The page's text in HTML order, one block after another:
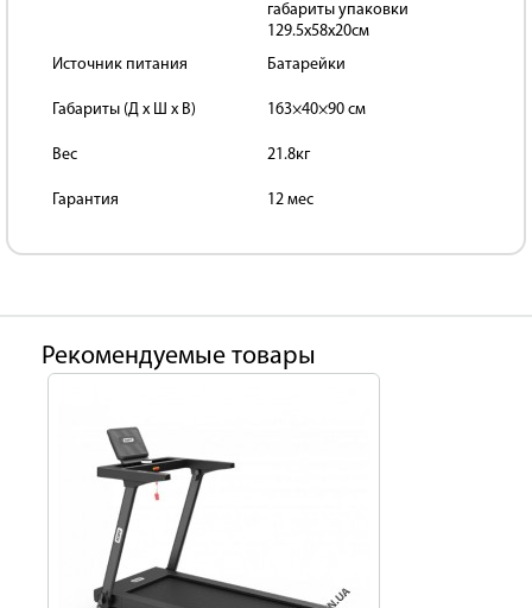
габариты упаковки
129.5х58х20см
Источник питания
Батарейки
Габариты (Д x Ш x В) 163×40×90 см
Вес 21.8кг
Гарантия 12 мес
Рекомендуемые товары